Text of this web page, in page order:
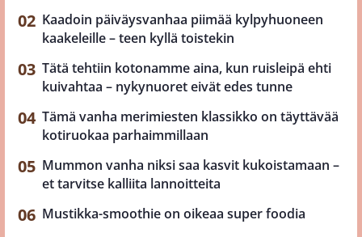
Kaadoin päiväysvanhaa piimää kylpyhuoneen
kaakeleille – teen kyllä toistekin
Tätä tehtiin kotonamme aina, kun ruisleipä ehti
kuivahtaa – nykynuoret eivät edes tunne
Tämä vanha merimiesten klassikko on täyttävää
kotiruokaa parhaimmillaan
Mummon vanha niksi saa kasvit kukoistamaan –
et tarvitse kalliita lannoitteita
Mustikka-smoothie on oikeaa super foodia